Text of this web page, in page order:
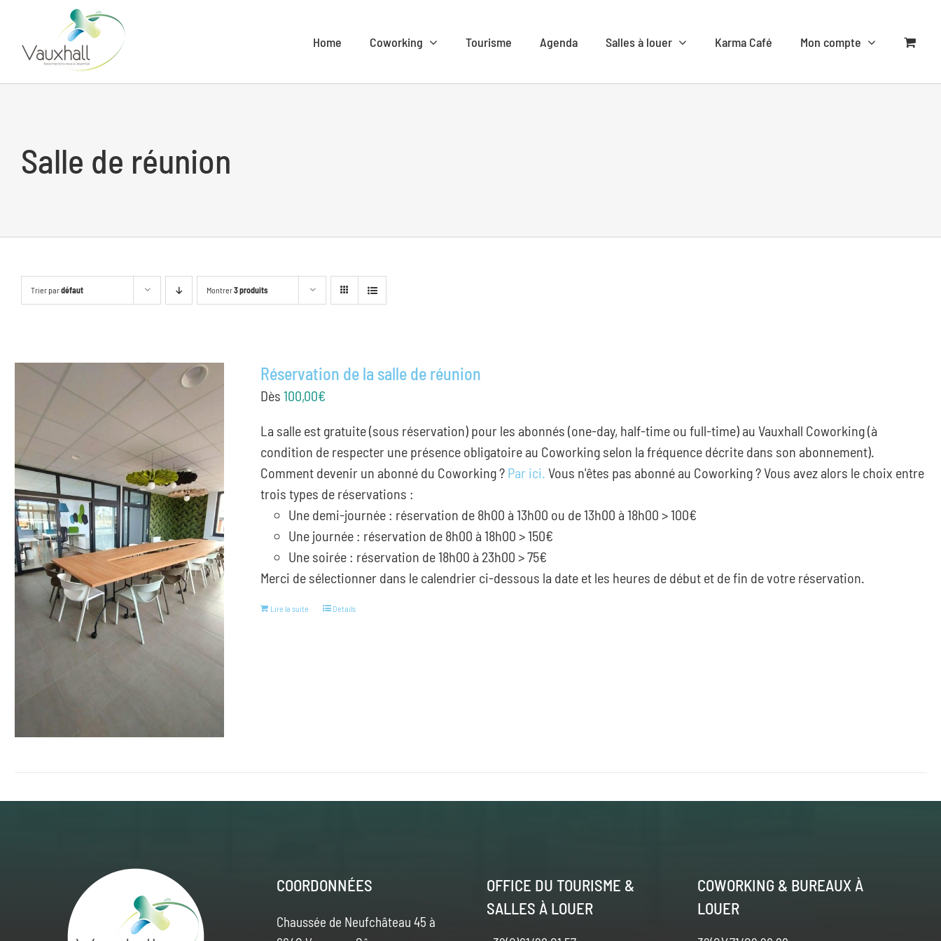
content
Home Coworking Tourisme Agenda Salles à louer Karma Café Mon compte
Salle de réunion
Trier pardéfaut Montrer3 produits
Réservation de la salle de réunion
Dès100,00€
La salle est gratuite (sous réservation) pour les abonnés (one-day, half-time ou full-time) au Vauxhall Coworking (à
condition de respecter une présence obligatoire au Coworking selon la fréquence décrite dans son abonnement).
Comment devenir un abonné du Coworking ? Par ici. Vous n'êtes pas abonné au Coworking ? Vous avez alors le choix entre
trois types de réservations :
Une demi-journée : réservation de 8h00 à 13h00 ou de 13h00 à 18h00 > 100€
Une journée : réservation de 8h00 à 18h00 > 150€
Une soirée : réservation de 18h00 à 23h00 > 75€
Merci de sélectionner dans le calendrier ci-dessous la date et les heures de début et de fin de votre réservation.
Lire la suite Details
COORDONNÉES
Chaussée de Neufchâteau 45 à
OFFICE DU TOURISME &
SALLES À LOUER
COWORKING & BUREAUX À
LOUER